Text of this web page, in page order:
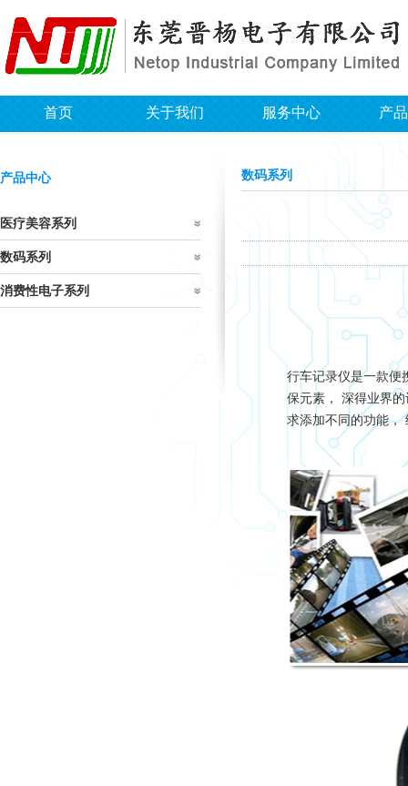
首页 关于我们 服务中心 产
产品中心
医疗美容系列
数码系列
消费性电子系列
数码系列
行车记录仪是一款便
保元素， 深得业界
求添加不同的功能，